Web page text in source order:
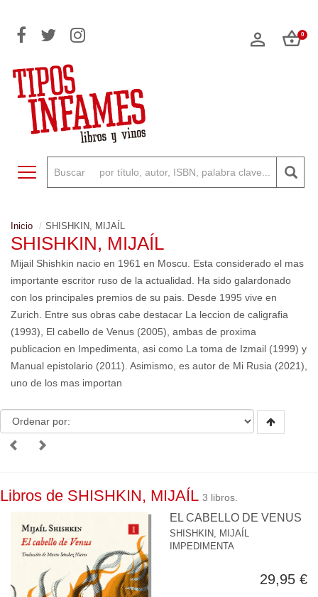
0
Toggle navigation
Inicio SHISHKIN, MIJAÍL
SHISHKIN, MIJAÍL
Mijail Shishkin nacio en 1961 en Moscu. Esta considerado el mas
importante escritor ruso de la actualidad. Ha sido galardonado
con los principales premios de su pais. Desde 1995 vive en
Zurich. Entre sus obras cabe destacar La leccion de caligrafia
(1993), El cabello de Venus (2005), ambas de proxima
publicacion en Impedimenta, asi como La toma de Izmail (1999) y
Manual epistolario (2011). Asimismo, es autor de Mi Rusia (2021),
uno de los mas importan
Libros de SHISHKIN, MIJAÍL 3 libros.
EL CABELLO DE VENUS
SHISHKIN, MIJAÍL
IMPEDIMENTA
29,95 €